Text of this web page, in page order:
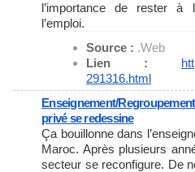
l’importance de rester à
l’emploi.
Source : .Web
Lien :
291316.html
Enseignement/
privé se redessine
Ça bouillonne dans
Maroc. Après plusieurs
secteur se reconfigure. De